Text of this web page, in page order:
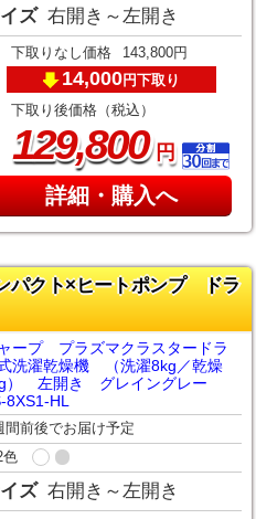
ズ 右開き～左開き
下取りなし価格 143,800円
14,000円下取り
下取り後価格（税込）
129,800円
詳細・購入へ
パクト×ヒートポンプ ドラ
ープ プラズマクラスタードラ
洗濯乾燥機 （洗濯8kg／乾燥
） 左開き グレイングレー
8XS1-HL
間前後でお届け予定
色
ズ 右開き～左開き